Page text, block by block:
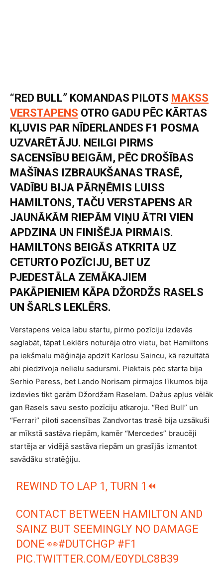
“RED BULL” KOMANDAS PILOTS MAKSS
VERSTAPENS OTRO GADU PĒC KĀRTAS
KĻUVIS PAR NĪDERLANDES F1 POSMA
UZVARĒTĀJU. NEILGI PIRMS
SACENSĪBU BEIGĀM, PĒC DROŠĪBAS
MAŠĪNAS IZBRAUKŠANAS TRASĒ,
VADĪBU BIJA PĀRŅĒMIS LUISS
HAMILTONS, TAČU VERSTAPENS AR
JAUNĀKĀM RIEPĀM VIŅU ĀTRI VIEN
APDZINA UN FINIŠĒJA PIRMAIS.
HAMILTONS BEIGĀS ATKRITA UZ
CETURTO POZĪCIJU, BET UZ
PJEDESTĀLA ZEMĀKAJIEM
PAKĀPIENIEM KĀPA DŽORDŽS RASELS
UN ŠARLS LEKLĒRS.
Verstapens veica labu startu, pirmo pozīciju izdevās
saglabāt, tāpat Leklērs noturēja otro vietu, bet Hamiltons
pa iekšmalu mēģināja apdzīt Karlosu Saincu, kā rezultātā
abi piedzīvoja nelielu sadursmi. Piektais pēc starta bija
Serhio Peress, bet Lando Norisam pirmajos līkumos bija
izdevies tikt garām Džordžam Raselam. Dažus apļus vēlāk
gan Rasels savu sesto pozīciju atkaroju. “Red Bull” un
“Ferrari” piloti sacensības Zandvortas trasē bija uzsākuši
ar mīkstā sastāva riepām, kamēr “Mercedes” braucēji
startēja ar vidējā sastāva riepām un grasījās izmantot
savādāku stratēģiju.
REWIND TO LAP 1, TURN 1⏪
CONTACT BETWEEN HAMILTON AND
SAINZ BUT SEEMINGLY NO DAMAGE
DONE 👀#DUTCHGP #F1
PIC.TWITTER.COM/E0YDLC8B39